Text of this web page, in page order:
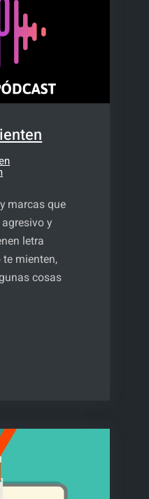
marcas que
y
letra
te mienten,
cosas